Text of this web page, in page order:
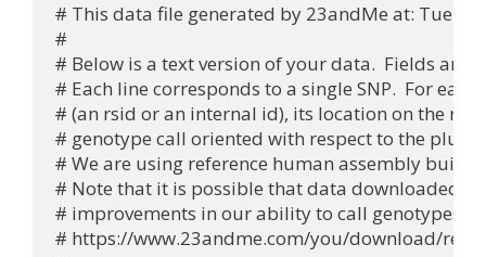
# This data file generated by 23andMe at: Tue
#
# Below is a text version of your data.  Fields are
# Each line corresponds to a single SNP.  For
# (an rsid or an internal id), its location on the
# genotype call oriented with respect to the plus
# We are using reference human assembly build
# Note that it is possible that data downloaded
# improvements in our ability to call genotypes.
# https://www.23andme.com/you/download/